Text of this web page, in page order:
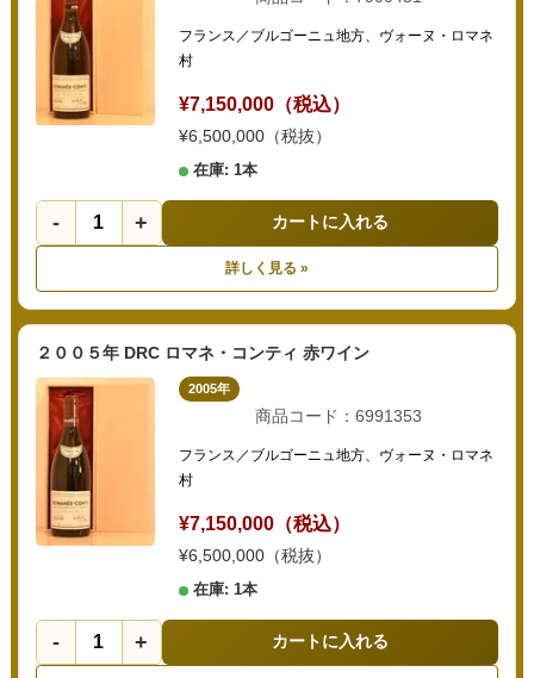
フランス／ブルゴーニュ地方、ヴォーヌ・ロマネ
村
¥7,150,000（税込）
¥6,500,000（税抜）
在庫: 1本
- + カートに入れる
詳しく見る »
２００５年 DRC ロマネ・コンティ 赤ワイン
2005年
商品コード：6991353
フランス／ブルゴーニュ地方、ヴォーヌ・ロマネ
村
¥7,150,000（税込）
¥6,500,000（税抜）
在庫: 1本
- + カートに入れる